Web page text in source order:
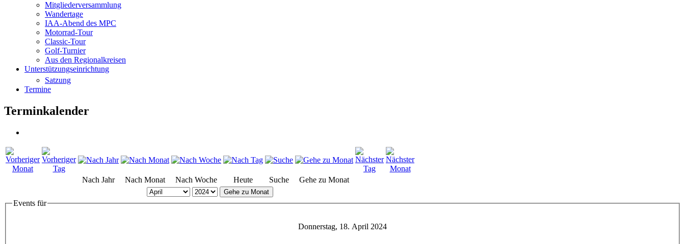
Mitgliederversammlung
Wandertage
IAA-Abend des MPC
Motorrad-Tour
Classic-Tour
Golf-Turnier
Aus den Regionalkreisen
Unterstützungseinrichtung
Satzung
Termine
Terminkalender
Nach Jahr Nach Monat Nach Woche Heute Suche Gehe zu Monat
Gehe zu Monat
Events für
Donnerstag, 18. April 2024